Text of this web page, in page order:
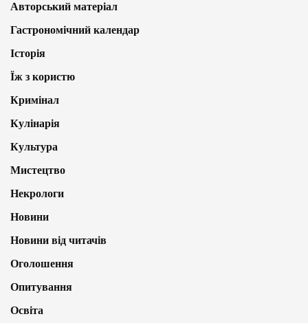
Авторський матеріал
Гастрономічний календар
Історія
Їж з користю
Кримінал
Кулінарія
Культура
Мистецтво
Некрологи
Новини
Новини від читачів
Оголошення
Опитування
Освіта